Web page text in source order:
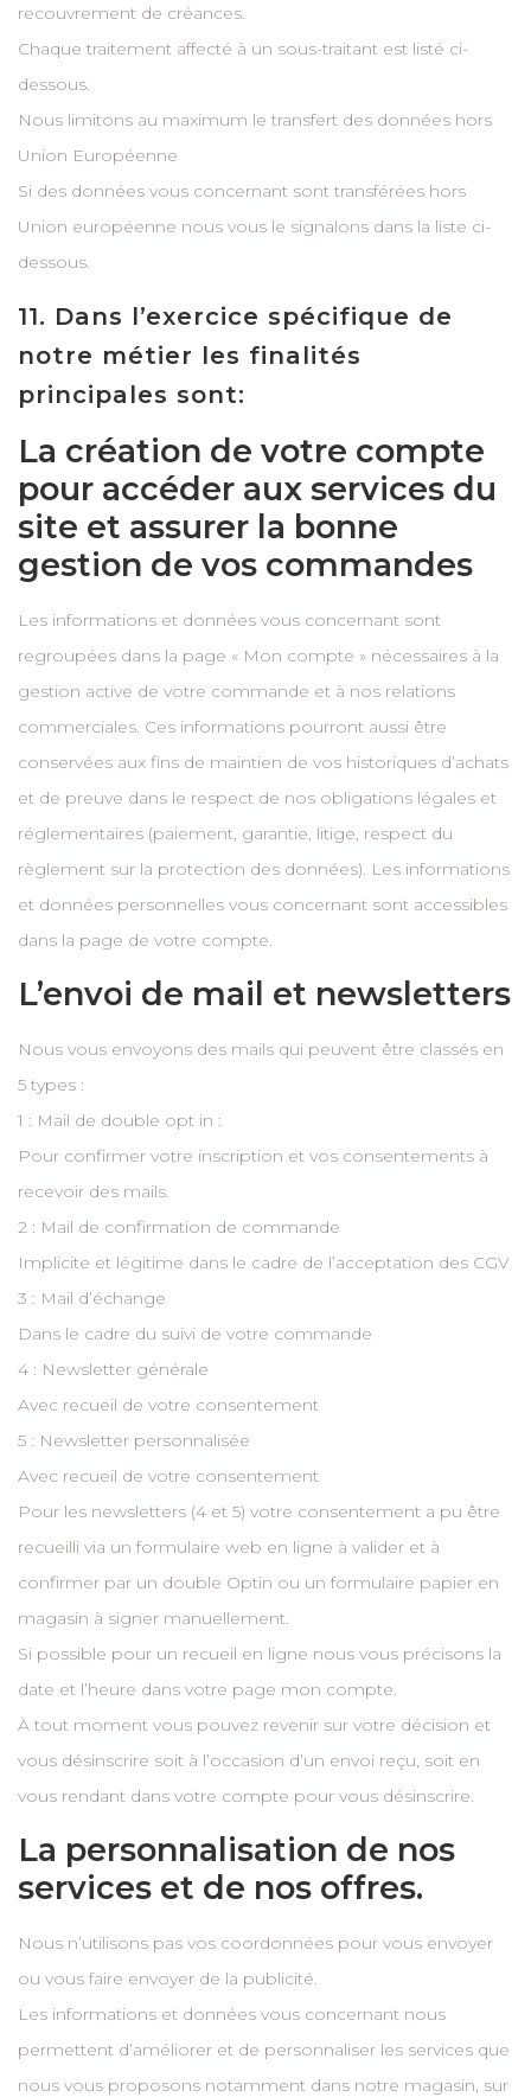
recouvrement de créances.
Chaque traitement affecté à un sous-traitant est listé ci-
dessous.
Nous limitons au maximum le transfert des données hors
Union Européenne
Si des données vous concernant sont transférées hors
Union européenne nous vous le signalons dans la liste ci-
dessous.
11. Dans l’exercice spécifique de
notre métier les finalités
principales sont:
La création de votre compte
pour accéder aux services du
site et assurer la bonne
gestion de vos commandes
Les informations et données vous concernant sont
regroupées dans la page « Mon compte » nécessaires à la
gestion active de votre commande et à nos relations
commerciales. Ces informations pourront aussi être
conservées aux fins de maintien de vos historiques d’achats
et de preuve dans le respect de nos obligations légales et
réglementaires (paiement, garantie, litige, respect du
règlement sur la protection des données). Les informations
et données personnelles vous concernant sont accessibles
dans la page de votre compte.
L’envoi de mail et newsletters
Nous vous envoyons des mails qui peuvent être classés en
5 types :
1 : Mail de double opt in :
Pour confirmer votre inscription et vos consentements à
recevoir des mails.
2 : Mail de confirmation de commande
Implicite et légitime dans le cadre de l’acceptation des CGV
3 : Mail d’échange
Dans le cadre du suivi de votre commande
4 : Newsletter générale
Avec recueil de votre consentement
5 : Newsletter personnalisée
Avec recueil de votre consentement
Pour les newsletters (4 et 5) votre consentement a pu être
recueilli via un formulaire web en ligne à valider et à
confirmer par un double Optin ou un formulaire papier en
magasin à signer manuellement.
Si possible pour un recueil en ligne nous vous précisons la
date et l’heure dans votre page mon compte.
À tout moment vous pouvez revenir sur votre décision et
vous désinscrire soit à l’occasion d’un envoi reçu, soit en
vous rendant dans votre compte pour vous désinscrire.
La personnalisation de nos
services et de nos offres.
Nous n’utilisons pas vos coordonnées pour vous envoyer
ou vous faire envoyer de la publicité.
Les informations et données vous concernant nous
permettent d’améliorer et de personnaliser les services que
nous vous proposons notamment dans notre magasin, sur